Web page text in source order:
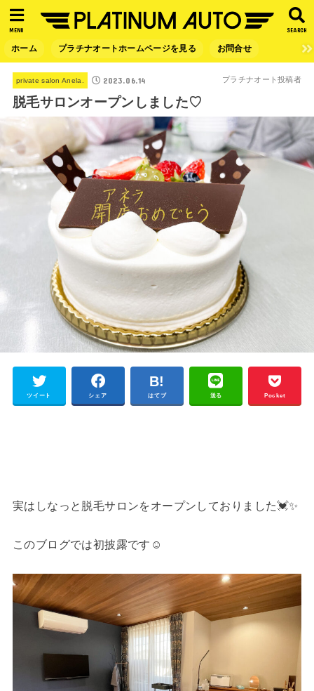
SEARCH
MENU
ホーム プラチナオートホームページを見る お問合せ
private salon Anela. 2023.06.14 プラチナオート投稿者
脱毛サロンオープンしました♡
ツイート シェア はてブ 送る Pocket
実はしなっと脱毛サロンをオープンしておりました💓✨
このブログでは初披露です☺︎